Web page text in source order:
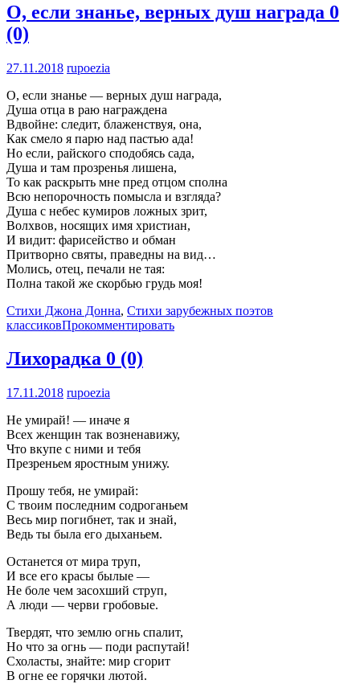
О, если знанье, верных душ награда 0
(0)
27.11.2018 rupoezia
О, если знанье — верных душ награда,
Душа отца в раю награждена
Вдвойне: следит, блаженствуя, она,
Как смело я парю над пастью ада!
Но если, райского сподобясь сада,
Душа и там прозренья лишена,
То как раскрыть мне пред отцом сполна
Всю непорочность помысла и взгляда?
Душа с небес кумиров ложных зрит,
Волхвов, носящих имя христиан,
И видит: фарисейство и обман
Притворно святы, праведны на вид…
Молись, отец, печали не тая:
Полна такой же скорбью грудь моя!
Стихи Джона Донна, Стихи зарубежных поэтов
классиковПрокомментировать
Лихорадка 0 (0)
17.11.2018 rupoezia
Не умирай! — иначе я
Всех женщин так возненавижу,
Что вкупе с ними и тебя
Презреньем яростным унижу.
Прошу тебя, не умирай:
С твоим последним содроганьем
Весь мир погибнет, так и знай,
Ведь ты была его дыханьем.
Останется от мира труп,
И все его красы былые —
Не боле чем засохший струп,
А люди — черви гробовые.
Твердят, что землю огнь спалит,
Но что за огнь — поди распутай!
Схоласты, знайте: мир сгорит
В огне ее горячки лютой.